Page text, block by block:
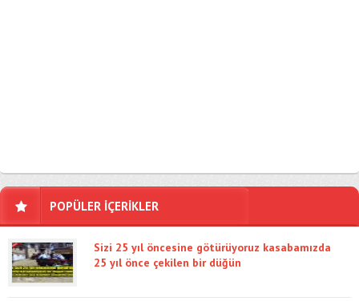
POPÜLER İÇERİKLER
Sizi 25 yıl öncesine götürüyoruz kasabamızda
25 yıl önce çekilen bir düğün